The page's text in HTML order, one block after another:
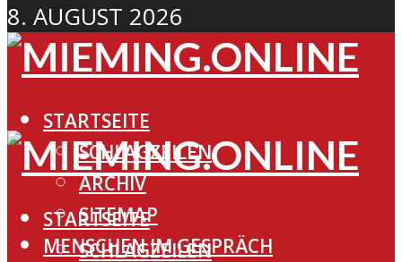
8. AUGUST 2026
STARTSEITE
SCHLAGZEILEN
ARCHIV
SITEMAP
MENSCHEN IM GESPRÄCH
STARTSEITE
SCHLAGZEILEN